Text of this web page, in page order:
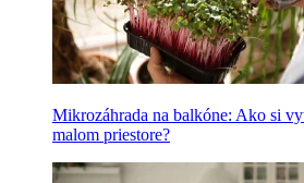
Mikrozáhrada na balkóne: Ako si
malom priestore?